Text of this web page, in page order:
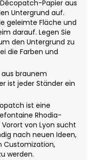
Papier aus
Untergrund auf.
geleimte Fläche und
darauf. Legen Sie
den Untergrund zu
die Farben und
aus braunem
ist jeder Ständer ein
ist eine
Rhodia-
von Lyon sucht
nach neuen Ideen,
Customization,
werden.